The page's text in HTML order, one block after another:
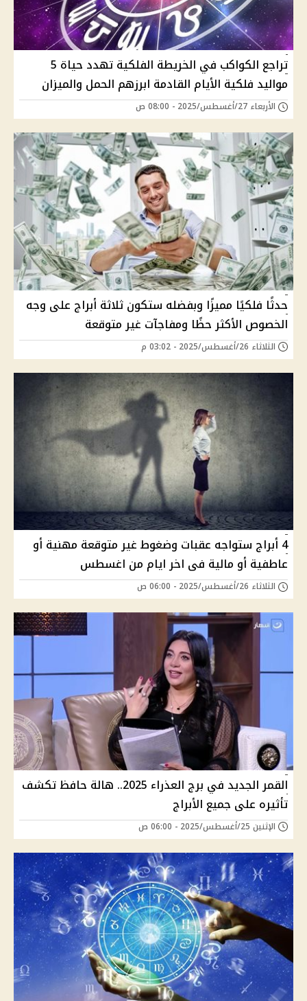
تراجع الكواكب في الخريطة الفلكية تهدد حياة 5
مواليد فلكية الأيام القادمة ابرزهم الحمل والميزان
الأربعاء 27/أغسطس/2025 - 08:00 ص
حدثًا فلكيًا مميزًا وبفضله ستكون ثلاثة أبراج على وجه
الخصوص الأكثر حظًا ومفاجآت غير متوقعة
الثلاثاء 26/أغسطس/2025 - 03:02 م
4 أبراج ستواجه عقبات وضغوط غير متوقعة مهنية أو
عاطفية أو مالية فى اخر ايام من اغسطس
الثلاثاء 26/أغسطس/2025 - 06:00 ص
القمر الجديد في برج العذراء 2025.. هالة حافظ تكشف
تأثيره على جميع الأبراج
الإثنين 25/أغسطس/2025 - 06:00 ص